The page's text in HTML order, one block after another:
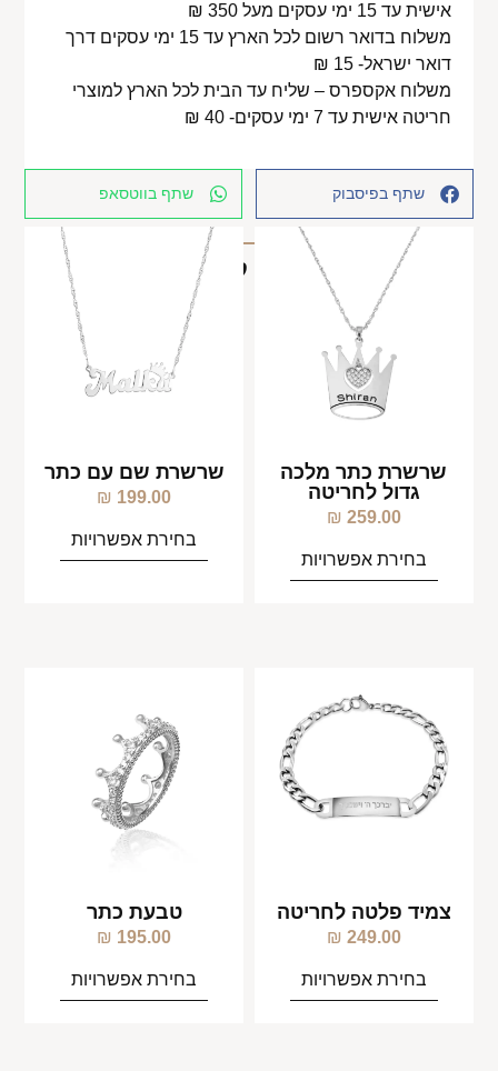
אישית עד 15 ימי עסקים מעל 350 ₪
משלוח בדואר רשום לכל הארץ עד 15 ימי עסקים דרך
דואר ישראל- 15 ₪
משלוח אקספרס – שליח עד הבית לכל הארץ למוצרי
חריטה אישית עד 7 ימי עסקים- 40 ₪
שתף בפיסבוק שתף בווטסאפ
מוצרים קשורים
שרשרת כתר מלכה
גדול לחריטה
259.00
₪
בחירת אפשרויות
שרשרת שם עם כתר
199.00
₪
בחירת אפשרויות
צמיד פלטה לחריטה
249.00
₪
בחירת אפשרויות
טבעת כתר
195.00
₪
בחירת אפשרויות